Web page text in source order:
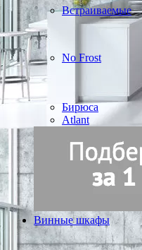
Встраиваемые
No Frost
Бирюса
Atlant
Винные шкафы